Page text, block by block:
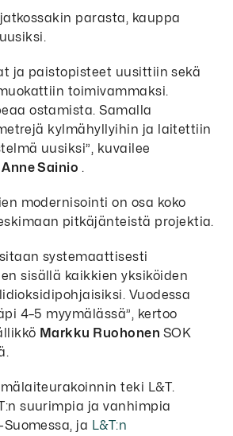
parasta, kauppa
ja paistopisteet uusittiin sekä
toimivammaksi.
ostamista. Samalla
kylmähyllyihin ja laitettiin
uusiksi”, kuvailee
Anne Sainio .
modernisointi on osa koko
pitkäjänteistä projektia.
systemaattisesti
sisällä kaikkien yksiköiden
Vuodessa
4–5 myymälässä”, kertoo
Markku Ruohonen SOK
teki L&T.
suurimpia ja vanhimpia
ja L&T:n